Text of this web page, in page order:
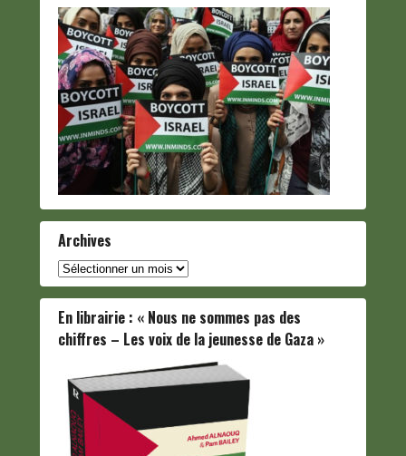
Archives
Archives
En librairie : « Nous ne sommes pas des
chiffres – Les voix de la jeunesse de Gaza »